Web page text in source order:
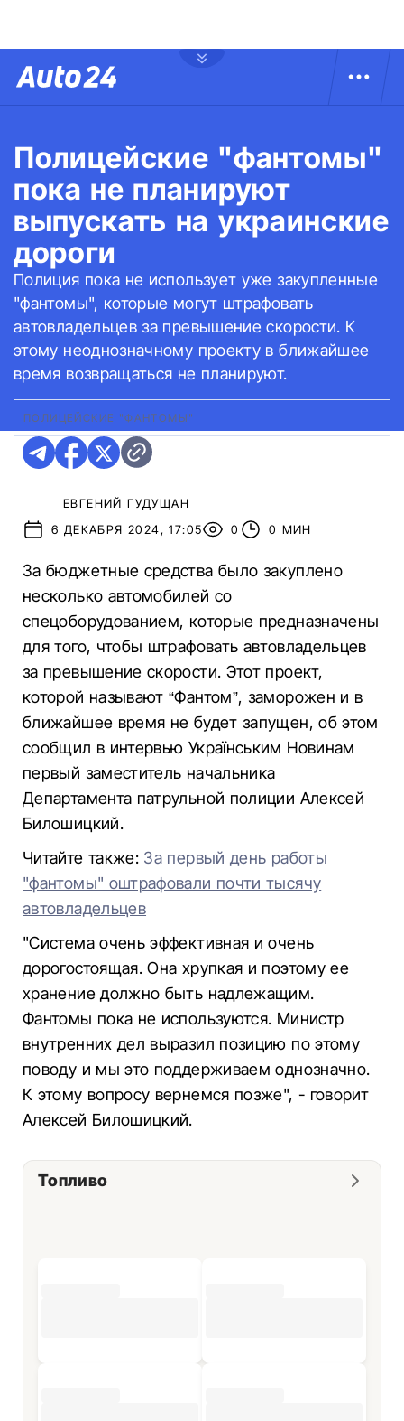
Полицейские "фантомы"
пока не планируют
выпускать на украинские
дороги
Полиция пока не использует уже закупленные
"фантомы", которые могут штрафовать
автовладельцев за превышение скорости. К
этому неоднозначному проекту в ближайшее
время возвращаться не планируют.
ПОЛИЦЕЙСКИЕ "ФАНТОМЫ"
ЕВГЕНИЙ ГУДУЩАН
6 ДЕКАБРЯ 2024, 17:05
0 0 МИН
За бюджетные средства было закуплено
несколько автомобилей со
спецоборудованием, которые предназначены
для того, чтобы штрафовать автовладельцев
за превышение скорости. Этот проект,
которой называют “Фантом”, заморожен и в
ближайшее время не будет запущен, об этом
сообщил в интервью Українським Новинам
первый заместитель начальника
Департамента патрульной полиции Алексей
Билошицкий.
Читайте также: За первый день работы
"фантомы" оштрафовали почти тысячу
автовладельцев
"Система очень эффективная и очень
дорогостоящая. Она хрупкая и поэтому ее
хранение должно быть надлежащим.
Фантомы пока не используются. Министр
внутренних дел выразил позицию по этому
поводу и мы это поддерживаем однозначно.
К этому вопросу вернемся позже", - говорит
Алексей Билошицкий.
Топливо